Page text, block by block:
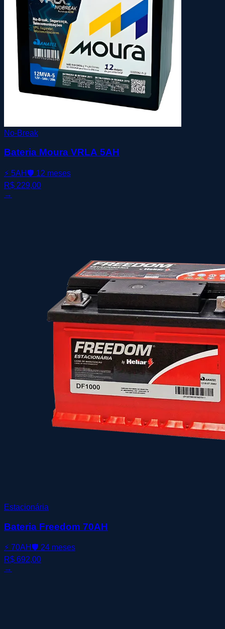
No-Break
Bateria Moura VRLA 5AH
⚡ 5AH 🛡️ 12 meses
R$ 229,00
→
Estacionária
Bateria Freedom 70AH
⚡ 70AH 🛡️ 24 meses
R$ 692,00
→